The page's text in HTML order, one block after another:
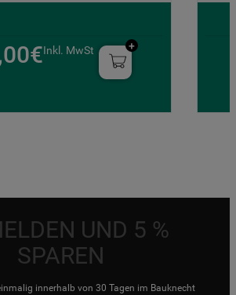
Inkl. MwSt
UND 5 %
SPAREN
innerhalb von 30 Tagen im Bauknecht